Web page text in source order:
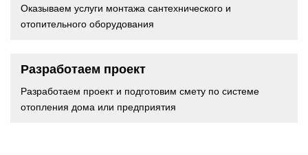
Оказываем услуги монтажа сантехнического и
отопительного оборудования
Разработаем проект
Разработаем проект и подготовим смету по системе
отопления дома или предприятия